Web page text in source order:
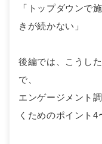
「トップダウンで
きが続かない」
後編では、こうし
で、
エンゲージメント
くためのポイント4